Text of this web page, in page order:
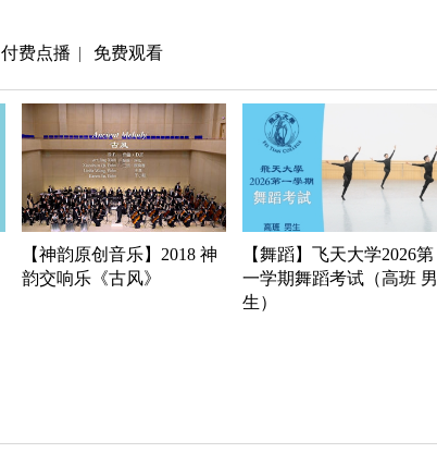
付费点播 | 免费观看
【神韵原创音乐】2018 神
韵交响乐《古风》
【舞蹈】飞天大学2026第
一学期舞蹈考试（高班 男
生）